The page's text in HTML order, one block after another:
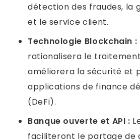
détection des fraudes, la
et le service client.
Technologie Blockchain :
rationalisera le
améliorera la sécurité et
applications de finance
(DeFi).
Banque ouverte et API :
faciliteront le partage de